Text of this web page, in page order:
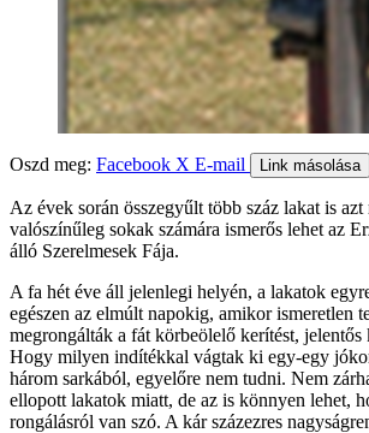
Oszd meg: Facebook X E-mail Link másolása
Az évek során összegyűlt több száz lakat is
valószínűleg sokak számára ismerős lehet az
álló Szerelmesek Fája.
A fa hét éve áll jelenlegi helyén, a lakatok
egészen az elmúlt napokig, amikor ismeretlen
megrongálták a fát körbeölelő kerítést, jelentős
Hogy milyen indítékkal vágtak ki egy-egy
három sarkából, egyelőre nem tudni. Nem
ellopott lakatok miatt, de az is könnyen lehet,
rongálásról van szó. A kár százezres